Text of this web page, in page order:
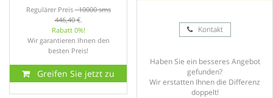
Regulärer Preis10000 sms
446,40 €.
Rabatt 0%!
Wir garantieren Ihnen den
besten Preis!
Greifen Sie jetzt zu
Kontakt
Haben Sie ein besseres Angebot
gefunden?
Wir erstatten Ihnen die Differenz
doppelt!